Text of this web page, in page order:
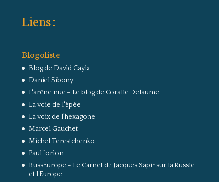
Liens :
Blogoliste
Blog de David Cayla
Daniel Sibony
L'arêne nue – Le blog de Coralie Delaume
La voie de l'épée
La voix de l'hexagone
Marcel Gauchet
Michel Terestchenko
Paul Jorion
RussEurope – Le Carnet de Jacques Sapir sur la Russie
et l’Europe